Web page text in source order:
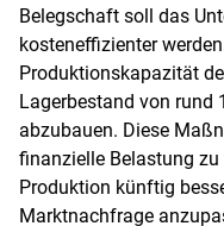
Belegschaft soll das
kosteneffizienter
Produktionskapazität
Lagerbestand von rund
abzubauen. Diese
finanzielle Belastung
Produktion künftig
Marktnachfrage